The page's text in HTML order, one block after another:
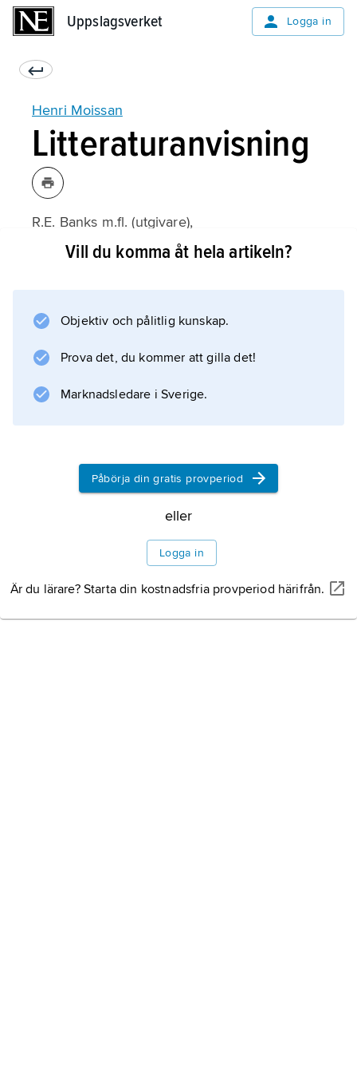
Uppslagsverket Logga in
Henri Moissan
Litteraturanvisning
R.E. Banks m.fl. (utgivare),
Fluorine: The First Hundred Years (1886–1986)
Vill du komma åt hela artikeln?
Objektiv och pålitlig kunskap.
Prova det, du kommer att gilla det!
Marknadsledare i Sverige.
Påbörja din gratis provperiod
eller
Logga in
Är du lärare? Starta din kostnadsfria provperiod härifrån.